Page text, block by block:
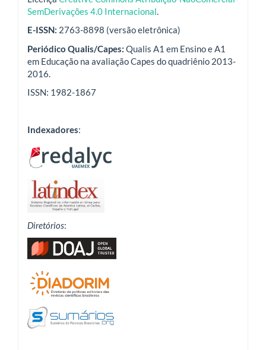
SemDerivações 4.0 Internacional.
E-ISSN: 2763-8898 (versão eletrônica)
Periódico Qualis/Capes: Qualis A1 em Ensino e A1
em Educação na avaliação Capes do quadriênio 2013-
2016.
ISSN: 1982-1867
Indexadores:
Diretórios: